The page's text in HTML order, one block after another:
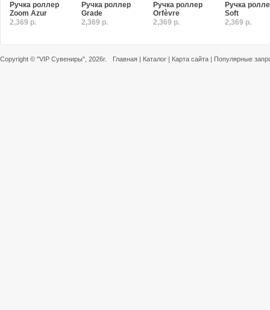
Ручка роллер
Zoom Azur
2,369 р.
Ручка роллер
Grade
2,369 р.
Ручка роллер
Orfèvre
2,369 р.
Ручка
Soft
2,369 р.
Copyright © "VIP Сувениры" , 2026г. Главная | Каталог | Карта сайта | Популярные